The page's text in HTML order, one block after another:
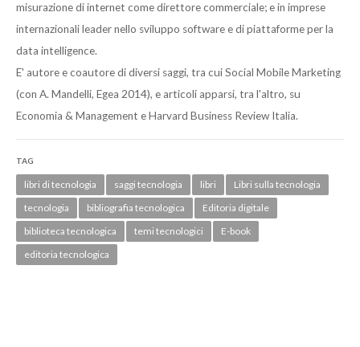
misurazione di internet come direttore commerciale; e in imprese
internazionali leader nello sviluppo software e di piattaforme per la
data intelligence.
E' autore e coautore di diversi saggi, tra cui Social Mobile Marketing
(con A. Mandelli, Egea 2014), e articoli apparsi, tra l'altro, su
Economia & Management e Harvard Business Review Italia.
TAG
libri di tecnologia saggi tecnologia libri
Libri sulla tecnologia
tecnologia
bibliografia tecnologica
Editoria digitale
biblioteca tecnologica
temi tecnologici
E-book
editoria tecnologica